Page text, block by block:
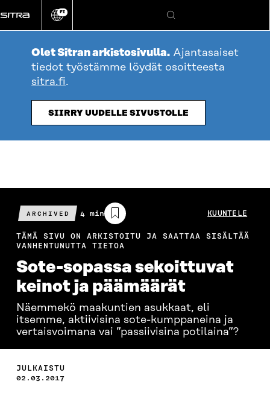
suoraan
sisältöön
Vaihda
kieli
FI
Hae
Olet Sitran arkistosivulla. Ajantasaiset
tiedot työstämme löydät osoitteesta
sitra.fi.
SIIRRY UUDELLE SIVUSTOLLE
ARCHIVED
Arvioitu
lukuaika
4 min KUUNTELE
TÄMÄ SIVU ON ARKISTOITU JA SAATTAA SISÄLTÄÄ
VANHENTUNUTTA TIETOA
Sote-sopassa sekoittuvat
keinot ja päämäärät
Näemmekö maakuntien asukkaat, eli
itsemme, aktiivisina sote-kumppaneina ja
vertaisvoimana vai ”passiivisina potilaina”?
JULKAISTU
02.03.2017